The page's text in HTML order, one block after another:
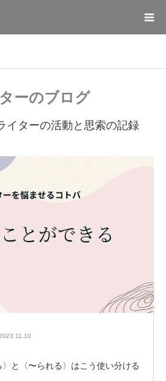
ーのブログ
イターの活動と思索の記録
〉と〈〜られる〉はこう使い分ける